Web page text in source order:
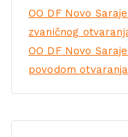
OO DF Novo
zvaničnog
OO DF Novo
povodom